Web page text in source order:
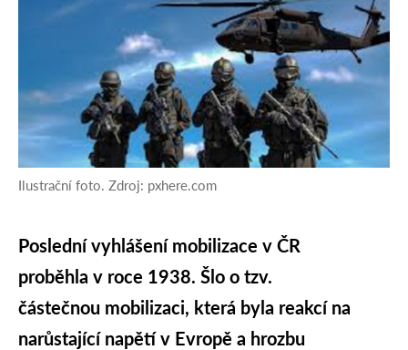
Ilustrační foto. Zdroj: pxhere.com
Poslední vyhlášení mobilizace v ČR
proběhla v roce 1938. Šlo o tzv.
částečnou mobilizaci, která byla reakcí na
narůstající napětí v Evropě a hrozbu